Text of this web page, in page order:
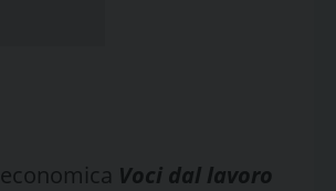
Voci dal lavoro